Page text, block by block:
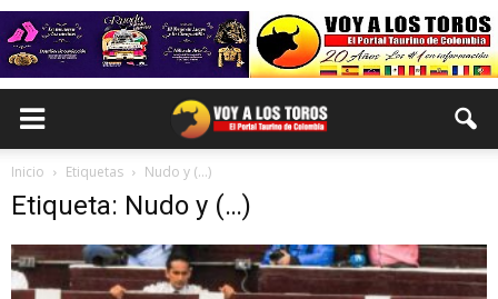
Inicio Etiquetas Nudo y (…)
Etiqueta: Nudo y (…)